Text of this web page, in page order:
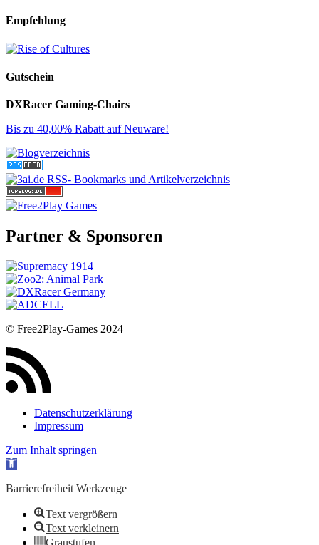
Empfehlung
Gutschein
DXRacer Gaming-Chairs
Bis zu 40,00% Rabatt auf Neuware!
Partner & Sponsoren
© Free2Play-Games 2024
Datenschutzerklärung
Impressum
Zum Inhalt springen
Werkzeugleiste öffnen
Barrierefreiheit Werkzeuge
Text vergrößern
Text verkleinern
Graustufen